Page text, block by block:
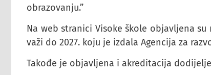
obrazovanju.”
Na web stranici Visoke škole objavljena
važi do 2027. koju je izdala Agencija za
Takođe je objavljena i akreditacija